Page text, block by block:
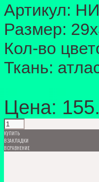
Артикул:
Размер:
Кол-во
Ткань:
Цена:
КУПИТЬ
В ЗАКЛАДКИ
В СРАВНЕНИЕ